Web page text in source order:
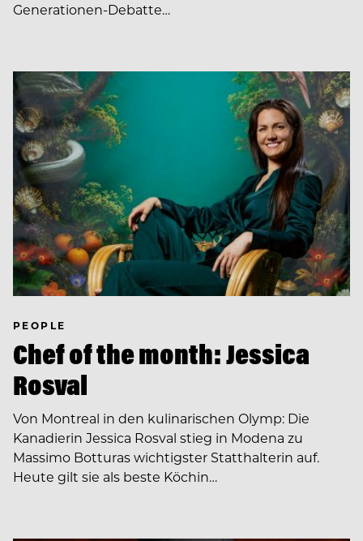
Generationen-Debatte…
PEOPLE
Chef of the month: Jessica
Rosval
Von Montreal in den kulinarischen Olymp: Die
Kanadierin Jessica Rosval stieg in Modena zu
Massimo Botturas wichtigster Statthalterin auf.
Heute gilt sie als beste Köchin…